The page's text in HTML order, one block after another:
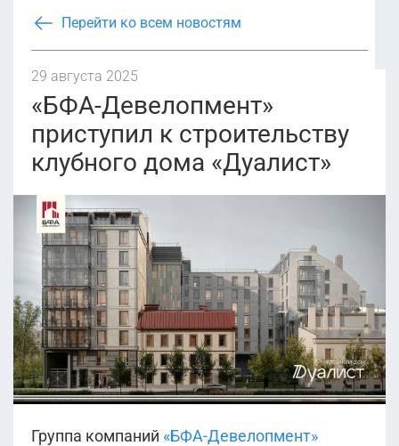
Перейти ко всем новостям
29 августа 2025
«БФА-Девелопмент»
приступил к строительству
клубного дома «Дуалист»
Группа компаний «БФА-Девелопмент»